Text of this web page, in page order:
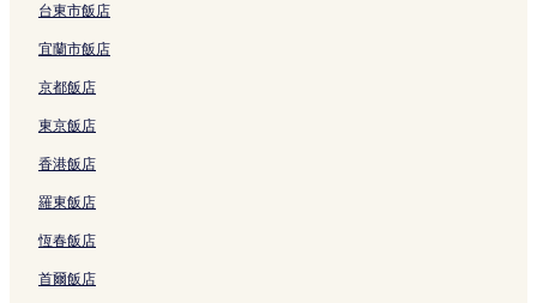
r
o
的
連
結
台東市飯店
宜蘭市飯店
京都飯店
東京飯店
香港飯店
羅東飯店
恆春飯店
首爾飯店